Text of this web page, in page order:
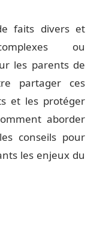
faits divers et
ou
les parents de
partager ces
et les protéger
aborder
conseils pour
les enjeux du